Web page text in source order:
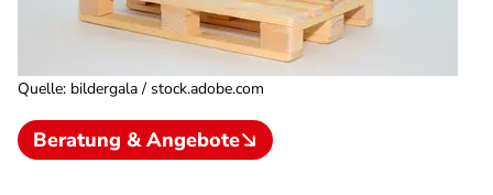
Quelle: bildergala / stock.adobe.com
Beratung & Angebote